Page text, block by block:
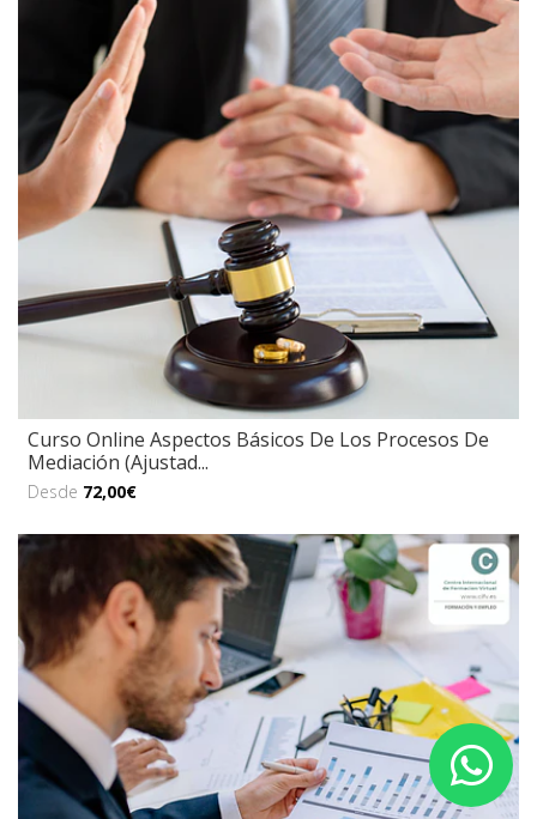
Curso Online Aspectos Básicos De Los Procesos De
Mediación (Ajustad...
Desde 72,00€